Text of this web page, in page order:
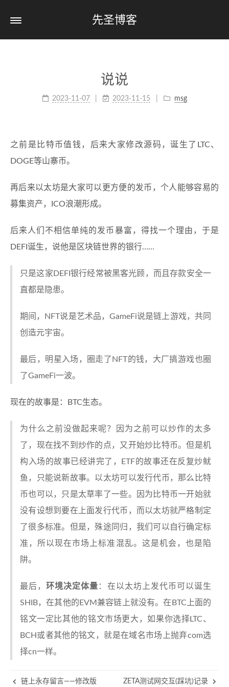
先圣博客
说说
2023-11-07 2023-11-15 msg
之前是比特币值钱，后来大家修改源码，诞生了LTC、
DOGE等山寨币。
再后来以太坊是大家可以更方便的发币，个人能够容易的
募集资产，ICO浪潮形成。
后来人们不相信单纯的发币暴富，得找一个理由，于是
DEFI诞生，说他是区块链世界的银行……
只是这家DEFI银行经常被黑客光顾，而且存款安全一
直都是隐患。
期间，NFT说是艺术品，GameFi说是链上游戏，共同
创造元宇宙。
最后，明星入场，圈走了NFT的钱，大厂搞游戏也圈
了GameFi一波。
现在的故事是：BTC生态。
为什么之前没做起来呢？因为之前可以炒作的太多
了，现在找不到炒作的点，又开始炒比特币。但是机
构入场的故事已经讲完了，ETF的故事还在反复炒鱿
鱼，只能说新故事。以太坊可以发行代币，那么比特
币也可以，只是太草率了一些。因为比特币一开始就
没有设想到要在上面发行代币，而以太坊就严格制定
了很多标准。但是，殊途同归，我们可以自行确定标
准，所以现在市场上标准混乱。这是机会，也是陷
阱。
最后，环境决定体量 ：在以太坊上发代币可以诞生
SHIB，在其他的EVM兼容链上就没有。在BTC上面的
铭文一定比其他的铭文市场更大，如果你选择LTC、
BCH或者其他的铭文，就是在域名市场上抛弃com选
择cn一样。
链上永存留言——修改版 ZETA测试网交互(踩坑)记录